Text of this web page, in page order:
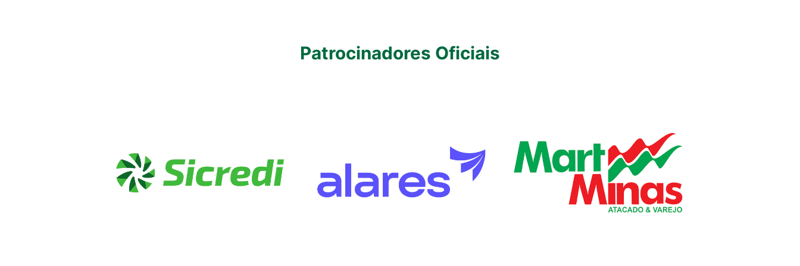
Patrocinadores Oficiais